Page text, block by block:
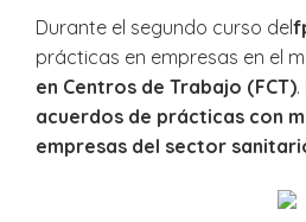
Durante el segundo curso del
prácticas en empresas en el
en Centros de Trabajo (FCT).
acuerdos de prácticas con
empresas del sector